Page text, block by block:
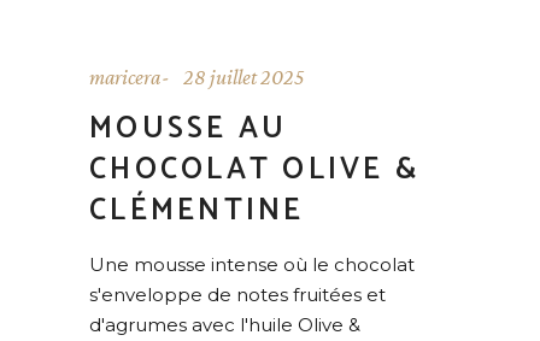
maricera 28 juillet 2025
MOUSSE AU
CHOCOLAT OLIVE &
CLÉMENTINE
Une mousse intense où le chocolat
s'enveloppe de notes fruitées et
d'agrumes avec l'huile Olive &